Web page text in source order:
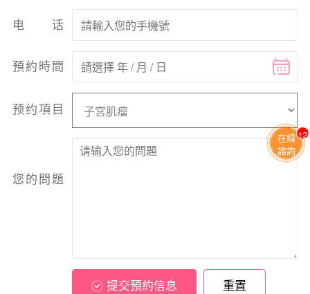
电话
預約時間
预约項目
您的問題
提交預約信息 重置
在線
諮詢
13